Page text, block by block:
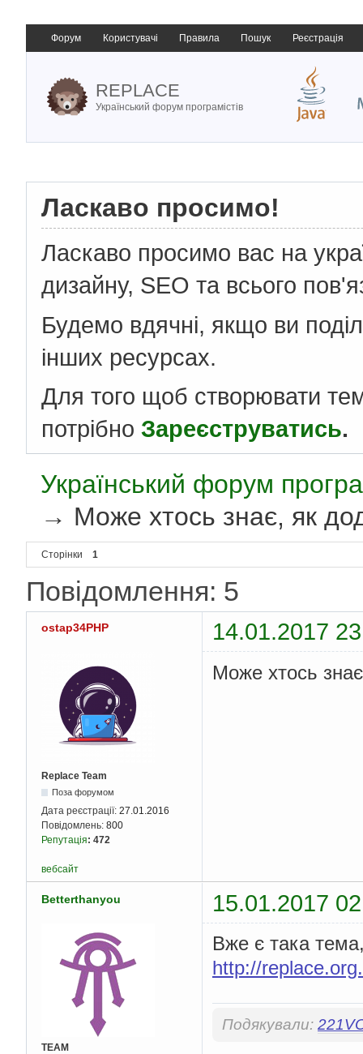
Форум Користувачі Правила Пошук Реєстрація
REPLACE
Український форум програмістів
Ласкаво просимо!
Ласкаво просимо вас на
дизайну, SEO та всього
Будемо вдячні, якщо ви
інших ресурсах.
Для того щоб створювати
потрібно Зареєструватись.
Український форум
→ Може хтось знає, як
Сторінки 1
Повідомлення: 5
ostap34PHP 14.01.2017
Replace Team
Поза форумом
Дата реєстрації: 27.01.2016
Повідомлень: 800
Репутація: 472
Може хтось
вебсайт
Betterthanyou 15.01.2017
TEAM
Вже є така
http://
Подякували: